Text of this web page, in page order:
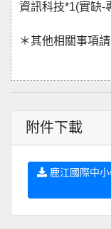
資訊科技*1(實缺-
＊其他相關事項
附件下載
鹿江國際中